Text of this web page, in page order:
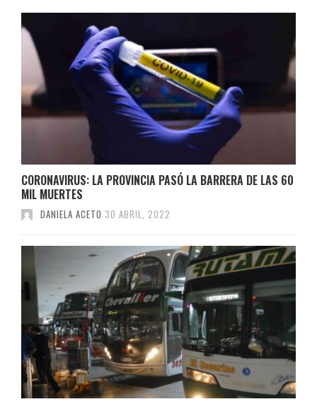
CORONAVIRUS: LA PROVINCIA PASÓ LA BARRERA DE LAS 60
MIL MUERTES
DANIELA ACETO 30 ABRIL, 2022